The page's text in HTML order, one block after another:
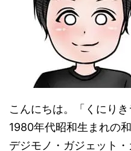
こんにちは。「くにりき
1980年代昭和生まれの和
デジモノ・ガジェット